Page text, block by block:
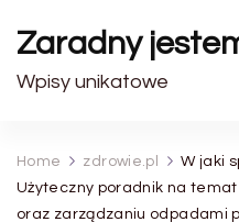
Zaradny
Wpisy unikatowe
Home zdrowie.pl
W jaki
Użyteczny poradnik na
oraz zarządzaniu odpadami